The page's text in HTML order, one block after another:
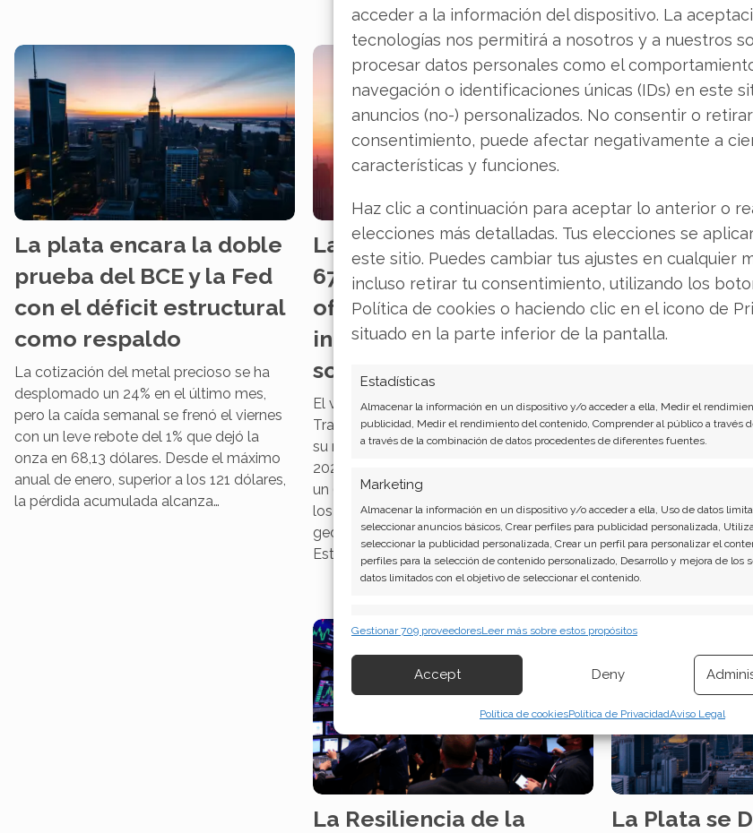
acceder a la información del dispositivo. La
tecnologías nos permitirá a nosotros y a nuestros
procesar datos personales como el
navegación o identificaciones únicas (IDs) en este
anuncios (no-) personalizados. No consentir o
consentimiento, puede afectar negativamente a
características y funciones.
Haz clic a continuación para aceptar lo anterior o
elecciones más detalladas. Tus elecciones se
este sitio. Puedes cambiar tus ajustes en cualquier
incluso retirar tu consentimiento, utilizando los
Política de cookies o haciendo clic en el icono de
situado en la parte inferior de la pantalla.
Estadísticas
Almacenar la información en un dispositivo y/o acceder a ella, Medir el
publicidad, Medir el rendimiento del contenido, Comprender al público a través
a través de la combinación de datos procedentes de diferentes fuentes.
Marketing
Almacenar la información en un dispositivo y/o acceder a ella, Uso de datos
seleccionar anuncios básicos, Crear perfiles para publicidad personalizada,
seleccionar la publicidad personalizada, Crear un perfil para personalizar el
perfiles para la selección de contenido personalizado, Desarrollo y mejora de los
datos limitados con el objetivo de seleccionar el contenido.
Vincular diferentes dispositivos, Identificación de dispositivos en función de la
información transmitida de forma automática.
Garantizar la seguridad, evitar y detectar fraudes, y eliminar
fallos, Ofrecer y presentar publicidad y contenido, Guardar y
comunicar las preferencias de privacidad.
Gestionar 709 proveedoresLeer más sobre estos propósitos
Accept Deny
Política de cookiesPolítica de PrivacidadAviso Legal
La plata encara la doble
prueba del BCE y la Fed
con el déficit estructural
como respaldo
La cotización del metal precioso se ha
desplomado un 24% en el último mes,
pero la caída semanal se frenó el viernes
con un leve rebote del 1% que dejó la
onza en 68,13 dólares. Desde el máximo
anual de enero, superior a los 121 dólares,
la pérdida acumulada alcanza…
La plata se aferra a los
67 dólares: el déficit de
oferta sostiene, pero la
inflación y el recorte
solar limitan el repunte
El viernes trajo un respiro para la plata.
Tras haber caído a 63 dólares por onza –
su nivel más bajo desde diciembre de
2025– el metal precioso rebotó más de
un 6% hasta coquetear con la barrera de
los 67 dólares. El detonante fue
geopolítico: una posible tregua entre
Estados…
La Plata se
Adiós de
Cobre de
la Caída
de un 3% y perfora
onza, un nivel que
acumulada desde
116,63 dólares—…
La Resiliencia de la
La Plata se